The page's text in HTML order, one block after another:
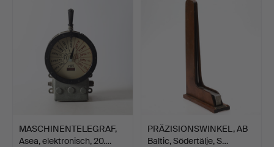
MASCHINENTELEGRAF,
Asea, elektronisch, 20.…
PRÄZISIONSWINKEL, AB
Baltic, Södertälje, S…